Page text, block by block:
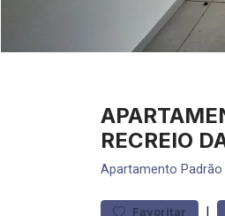
RECREIO
Apartamento Padrão
Favoritar |